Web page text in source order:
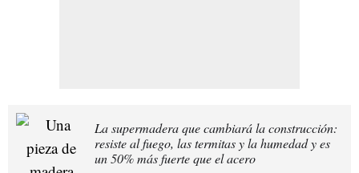
La supermadera que cambiará la construcción:
resiste al fuego, las termitas y la humedad y es
un 50% más fuerte que el acero